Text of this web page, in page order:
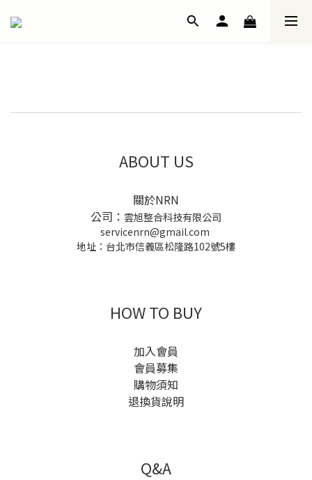
ABOUT US
關於NRN
公司： 雲旭整合科技有限公司
servicenrn@gmail.com
地址：台北市信義區松隆路102號5樓
HOW TO BUY
加入會員
會員募集
購物須知
退換貨說明
Q&A